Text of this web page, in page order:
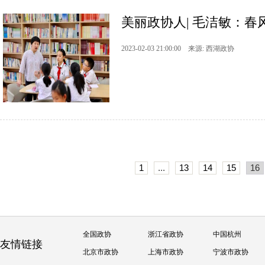
美丽政协人| 毛洁敏：春
2023-02-03 21:00:00 来源: 西湖政协
1 ... 13 14 15 16
友情链接
全国政协 浙江省政协 中国杭州
北京市政协 上海市政协 宁波市政协